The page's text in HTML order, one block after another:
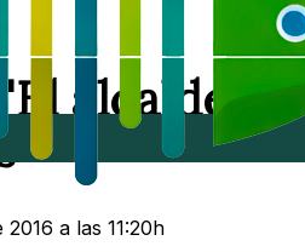
alcalde
a las 11:20h